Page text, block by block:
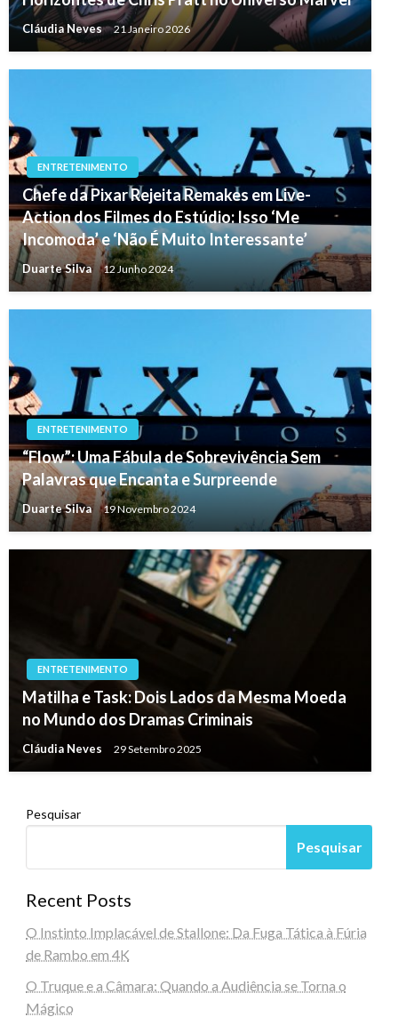
Cláudia Neves 21 Janeiro 2026
ENTRETENIMENTO
Chefe da Pixar Rejeita Remakes em Live-
Action dos Filmes do Estúdio: Isso ‘Me
Incomoda’ e ‘Não É Muito Interessante’
Duarte Silva 12 Junho 2024
ENTRETENIMENTO
“Flow”: Uma Fábula de Sobrevivência Sem
Palavras que Encanta e Surpreende
Duarte Silva 19 Novembro 2024
ENTRETENIMENTO
Matilha e Task: Dois Lados da Mesma Moeda
no Mundo dos Dramas Criminais
Cláudia Neves 29 Setembro 2025
Pesquisar
Pesquisar
Recent Posts
O Instinto Implacável de Stallone: Da Fuga Tática à Fúria
de Rambo em 4K
O Truque e a Câmara: Quando a Audiência se Torna o
Mágico